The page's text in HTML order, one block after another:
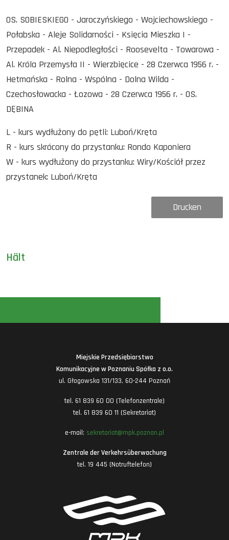
Hält
OS. SOBIESKIEGO - Jaroczyńskiego - Wojciechowskiego -
Połabska - Aleje Solidarności - Księcia Mieszka I -
Przepadek - Al. Niepodległości - Roosevelta - Towarowa -
Al. Króla Przemysła II - Wierzbięcice - 28 Czerwca 1956 r. -
Hetmańska - Rolna - Wspólna - Dolna Wilda -
Czechosłowacka - Łozowa - 28 Czerwca 1956 r. - OS.
DĘBINA
L - kurs wydłużony do pętli: Luboń/Kręta
R - kurs skrócony do przystanku: Rondo Kaponiera
W - kurs wydłużony do przystanku: Wiry/Kościół przez
przystanek: Luboń/Kręta
Drucken
Miejskie Przedsiębiorstwo
Komunikacyjne w Poznaniu Spółka z o.o.
ul. Głogowska 131/133, 60-244 Poznań
tel. 61 839 60 00 (Telefonzentrale)
tel. 61 839 60 11 (Sekretariat)
e-mail: sekretariat@mpk.poznan.pl
Zentrale der Verkehrsüberwachung
tel. 19 445 (Notruftelefon)